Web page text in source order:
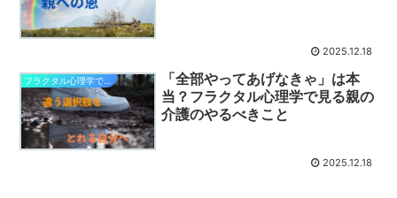
2025.12.18
「全部やってあげなきゃ」は本
当？フラクタル心理学で見る親の
介護のやるべきこと
2025.12.18